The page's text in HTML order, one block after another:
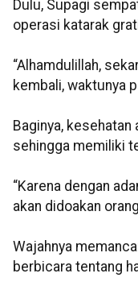
Dulu, Supagi
operasi katarak
“Alhamdulillah,
kembali, waktunya
Baginya, kesehatan
sehingga memiliki
“Karena dengan
akan didoakan
Wajahnya
berbicara tentang